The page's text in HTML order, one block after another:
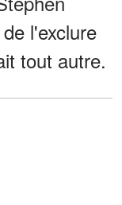
l'exclure
tout autre.